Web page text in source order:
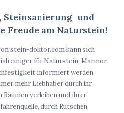
Steinsanierung und
Freude am Naturstein!
stein-doktor.com kann sich
für Naturstein, Marmor
informiert werden.
mehr Liebhaber durch ihr
Räumen verleihen und ihrer
durch Rutschen